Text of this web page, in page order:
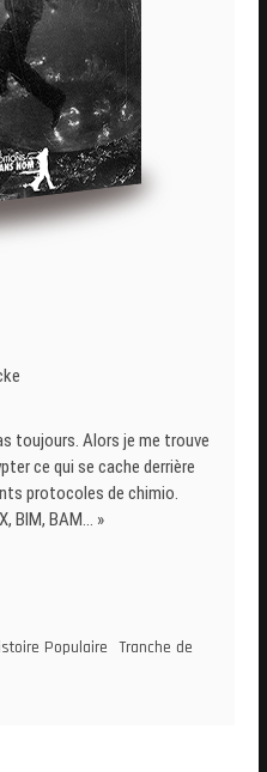
toujours. Alors je me trouve
ce qui se cache derrière
protocoles de chimio.
BIM, BAM… »
Populaire Tranche de